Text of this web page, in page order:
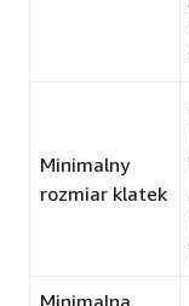
Minimalny
rozmiar klatek
Minimalna